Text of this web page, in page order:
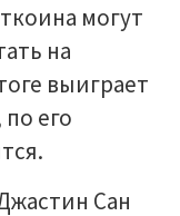
могут
на
выиграет
его
Сан